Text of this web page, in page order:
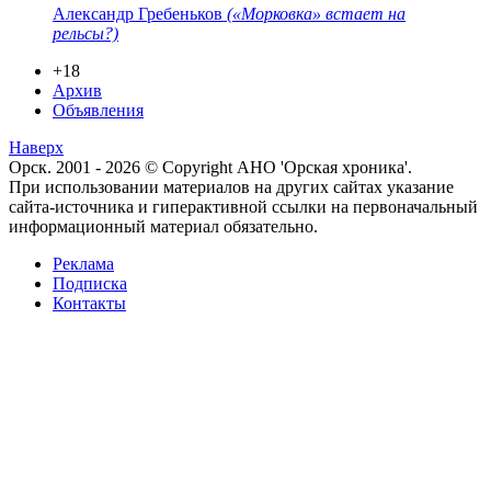
Александр Гребеньков («Морковка» встает на
рельсы?)
+18
Архив
Объявления
Наверх
Орск. 2001 - 2026 © Copyright АНО 'Орская хроника'.
При использовании материалов на других сайтах указание
сайта-источника и гиперактивной ссылки на первоначальный
информационный материал обязательно.
Реклама
Подписка
Контакты